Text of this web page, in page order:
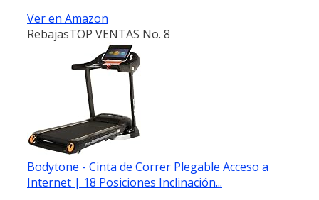
Ver en Amazon
RebajasTOP VENTAS No. 8
Bodytone - Cinta de Correr Plegable Acceso a
Internet | 18 Posiciones Inclinación...